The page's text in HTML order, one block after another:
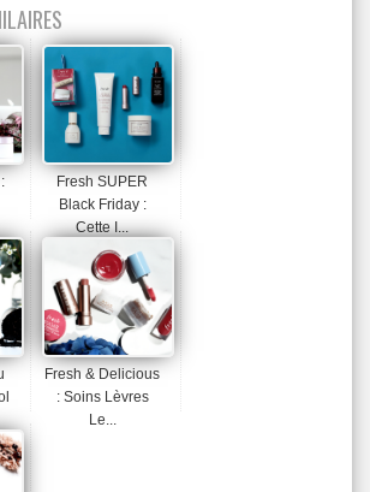
Fresh SUPER
Black Friday :
Cette I...
Fresh & Delicious
: Soins Lèvres
Le...